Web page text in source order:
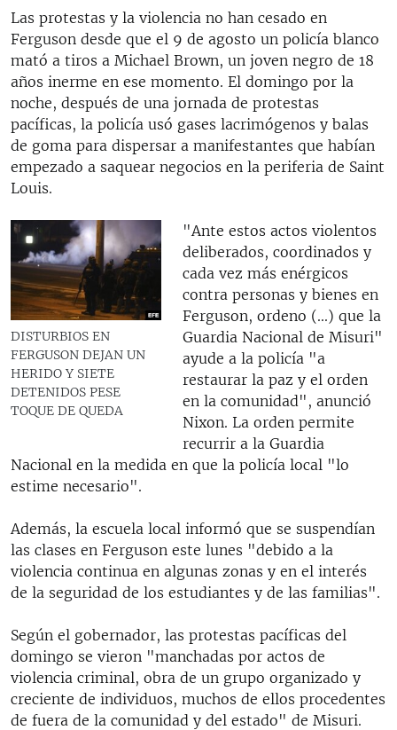
Las protestas y la violencia no han cesado en
Ferguson desde que el 9 de agosto un policía blanco
mató a tiros a Michael Brown, un joven negro de 18
años inerme en ese momento. El domingo por la
noche, después de una jornada de protestas
pacíficas, la policía usó gases lacrimógenos y balas
de goma para dispersar a manifestantes que habían
empezado a saquear negocios en la periferia de Saint
Louis.
DISTURBIOS EN
FERGUSON DEJAN UN
HERIDO Y SIETE
DETENIDOS PESE
TOQUE DE QUEDA
"Ante estos actos violentos
deliberados, coordinados y
cada vez más enérgicos
contra personas y bienes en
Ferguson, ordeno (...) que la
Guardia Nacional de Misuri"
ayude a la policía "a
restaurar la paz y el orden
en la comunidad", anunció
Nixon. La orden permite
recurrir a la Guardia
Nacional en la medida en que la policía local "lo
estime necesario".
Además, la escuela local informó que se suspendían
las clases en Ferguson este lunes "debido a la
violencia continua en algunas zonas y en el interés
de la seguridad de los estudiantes y de las familias".
Según el gobernador, las protestas pacíficas del
domingo se vieron "manchadas por actos de
violencia criminal, obra de un grupo organizado y
creciente de individuos, muchos de ellos procedentes
de fuera de la comunidad y del estado" de Misuri.